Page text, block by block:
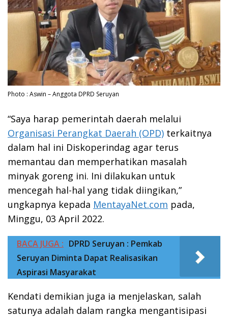
Photo : Aswin – Anggota DPRD Seruyan
“Saya harap pemerintah daerah melalui
Organisasi Perangkat Daerah (OPD) terkaitnya
dalam hal ini Diskoperindag agar terus
memantau dan memperhatikan masalah
minyak goreng ini. Ini dilakukan untuk
mencegah hal-hal yang tidak diingikan,”
ungkapnya kepada MentayaNet.com pada,
Minggu, 03 April 2022.
BACA JUGA : DPRD Seruyan : Pemkab
Seruyan Diminta Dapat Realisasikan
Aspirasi Masyarakat
Kendati demikian juga ia menjelaskan, salah
satunya adalah dalam rangka mengantisipasi